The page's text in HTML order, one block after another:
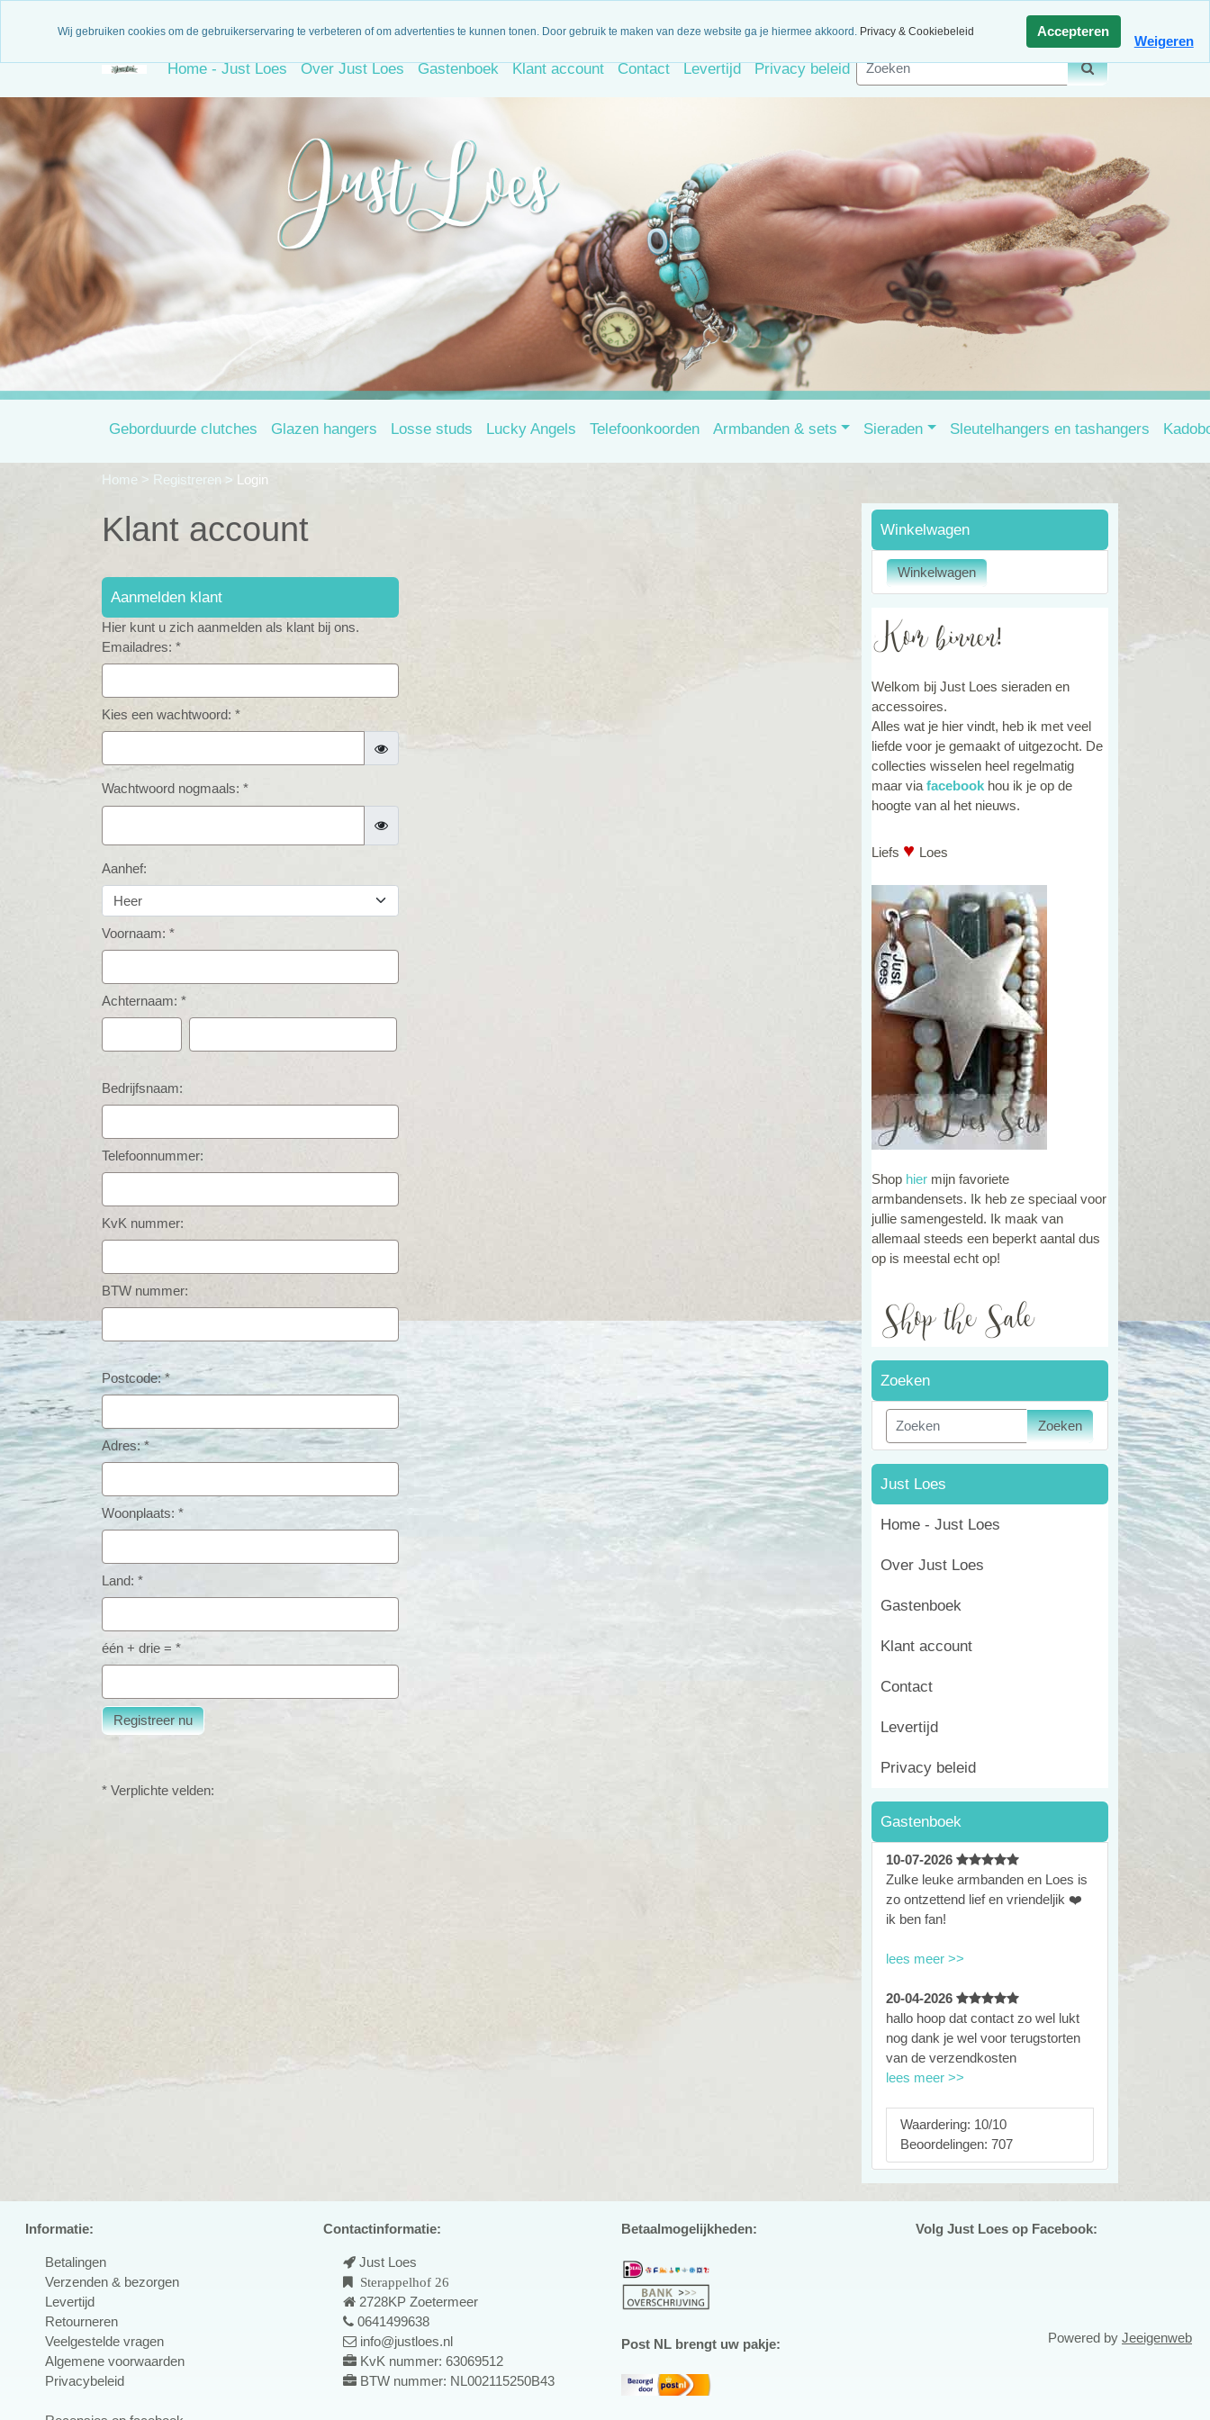
Home - Just Loes Over Just Loes Gastenboek Klant account Contact Levertijd Privacy beleid
Geborduurde clutches Glazen hangers Losse studs Lucky Angels Telefoonkoorden Armbanden & sets Sieraden Sleutelhangers en tashangers
Home > Registreren > Login
Klant account
Aanmelden klant
Hier kunt u zich aanmelden als klant bij ons.
Emailadres: *
Kies een wachtwoord: *
Wachtwoord nogmaals: *
Aanhef:
Voornaam: *
Achternaam: *
Bedrijfsnaam:
Telefoonnummer:
KvK nummer:
BTW nummer:
Postcode: *
Adres: *
Woonplaats: *
Land: *
één + drie = *
* Verplichte velden:
Winkelwagen
Welkom bij Just Loes sieraden en
accessoires.
Alles wat je hier vindt, heb ik met veel
liefde voor je gemaakt of uitgezocht. De
collecties wisselen heel regelmatig
maar viafacebook hou ik je op de
hoogte van al het nieuws.
Liefs ♥ Loes
Shop hier mijn favoriete
armbandensets. Ik heb ze speciaal voor
jullie samengesteld. Ik maak van
allemaal steeds een beperkt aantal dus
op is meestal echt op!
Zoeken
Zoeken
Just Loes
Home - Just Loes
Over Just Loes
Gastenboek
Klant account
Contact
Levertijd
Privacy beleid
Gastenboek
10-07-2026
Zulke leuke armbanden en Loes is
zo ontzettend lief en vriendeljik ❤️
ik ben fan!
lees meer >>
20-04-2026
hallo hoop dat contact zo wel lukt
nog dank je wel voor terugstorten
van de verzendkosten
lees meer >>
Waardering: 10/10
Beoordelingen: 707
Informatie:
Betalingen
Verzenden & bezorgen
Levertijd
Retourneren
Veelgestelde vragen
Algemene voorwaarden
Privacybeleid
Contactinformatie:
Just Loes
Sterappelhof 26
2728KP Zoetermeer
0641499638
info@justloes.nl
KvK nummer: 63069512
BTW nummer: NL002115250B43
Betaalmogelijkheden:
Post NL brengt uw pakje:
Volg Just Loes op Facebook:
Powered by Jeeigenweb
Wij gebruiken cookies om de gebruikerservaring te verbeteren of om advertenties te kunnen tonen. Door gebruik te maken van deze website ga je hiermee akkoord. Privacy & Cookiebeleid Accepteren
Weigeren